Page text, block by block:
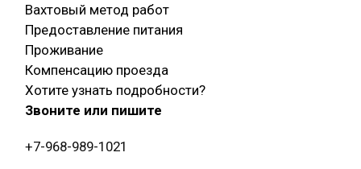
Вахтовый метод работ
Предоставление питания
Проживание
Компенсацию проезда
Хотите узнать подробности?
Звоните или пишите
+7-968-989-1021